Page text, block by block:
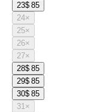
23$ 85
24×
25×
26×
27×
28$ 85
29$ 85
30$ 85
31×